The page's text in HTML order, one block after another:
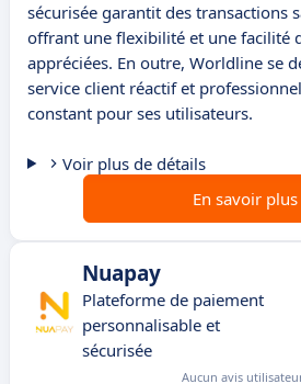
sécurisée garantit des transactions
offrant une flexibilité et une facilité
appréciées. En outre, Worldline se
service client réactif et
constant pour ses utilisateurs.
Voir plus de détails
En savoir plus
Nuapay
Plateforme de paiement
personnalisable et
sécurisée
Aucun avis